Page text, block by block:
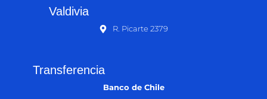
Valdivia
R. Picarte 2379
Transferencia
Banco de Chile